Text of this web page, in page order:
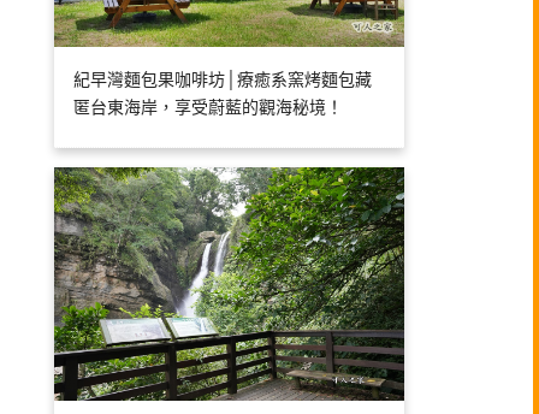
紀早灣麵包果咖啡坊│療癒系窯烤麵包藏
匿台東海岸，享受蔚藍的觀海秘境！